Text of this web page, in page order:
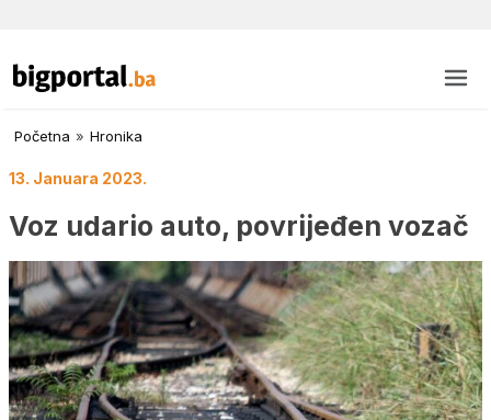
Početna » Hronika
13. Januara 2023.
Voz udario auto, povrijeđen vozač